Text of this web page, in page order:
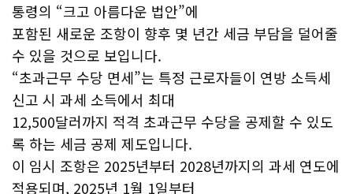
통령의 “크고 아름다운 법안”에
포함된 새로운 조항이 향후 몇 년간 세금 부담을 덜어줄
수 있을 것으로 보입니다.
“초과근무 수당 면세”는 특정 근로자들이 연방 소득세
신고 시 과세 소득에서 최대
12,500달러까지 적격 초과근무 수당을 공제할 수 있도
록 하는 세금 공제 제도입니다.
이 임시 조항은 2025년부터 2028년까지의 과세 연도에
적용되며, 2025년 1월 1일부터